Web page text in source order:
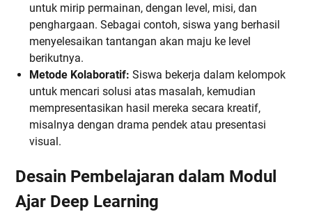
untuk mirip permainan, dengan level, misi, dan
penghargaan. Sebagai contoh, siswa yang berhasil
menyelesaikan tantangan akan maju ke level
berikutnya.
Metode Kolaboratif: Siswa bekerja dalam kelompok
untuk mencari solusi atas masalah, kemudian
mempresentasikan hasil mereka secara kreatif,
misalnya dengan drama pendek atau presentasi
visual.
Desain Pembelajaran dalam Modul
Ajar Deep Learning